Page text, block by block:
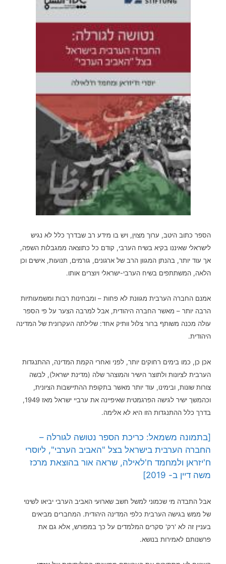
הספר כתוב היטב, ערוך מצוין, ויש בו מידע רב שבדרך כלל לא נגיש
לישראלי שאיננו בקיא בשיח הערבי, קודם כל כתוצאה ממגבלות השפה,
אך עוד יותר, בהנתן המגוון הרב של ארגונים, גורמים, תנועות, אישים וכן
הלאה, המשתתפים בשיח הערבי-ישראלי ויוצרים אותו.
אמנם החברה הערבית מגוונת לא פחות – ומבחינות רבות ומשמעותיות
הרבה יותר – מאשר החברה היהודית, אבל למרבה הצער על פי הספר
עולה מכנה משותף ברור צלול וותיק אחד: שלילתה העקרונית של המדינה
היהודית.
אכן כן, כמו בימים רחוקים יותר, לפני ואחרי הקמת המדינה, ההתנגדות
הערבית לציונות ולתוצר הישיר והמוצהר שלה (מדינת ישראל), לבשה
צורות שונות, ובימינו, עוד יותר מאשר בתקופת ההתיישבות הציונית,
וכהמשך ישיר לגישה הפרגמטית שאיפיינה את ערביי ישראל מאז 1949,
בדרך כלל ההתנגדות הזו היא לא אלימה.
[בתמונה משמאל: כריכת הספר נטושה לגורלה –
החברה הערבית בישראל בצל "האביב הערבי", ליוסרי
ח'יזראן ולמחמד ח'לאילה, שראה אור בהוצאת מרכז
משה דיין ב- 2019]
אבל התבדה מי שכמוני למשל חשב שארועי האביב הערבי יביאו לשינוי
של ממש בגישה הערבית כלפי המדינה היהודית. המחברים מביאים
בעניין זה לא 'רק' סקרים המלמדים על כך במפורש, אלא גם את
פרשנותם לאמירות בנושא.